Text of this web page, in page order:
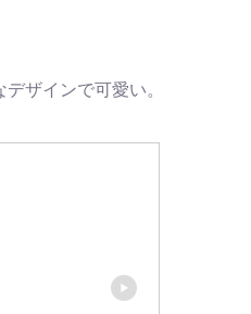
ザインで可愛い。